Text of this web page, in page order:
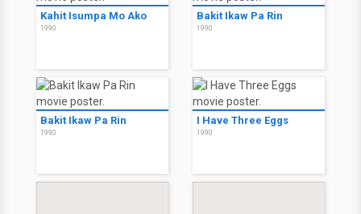
Kahit Isumpa Mo Ako
1990
Bakit Ikaw Pa Rin
1990
Bakit Ikaw Pa Rin
1990
I Have Three Eggs
1990